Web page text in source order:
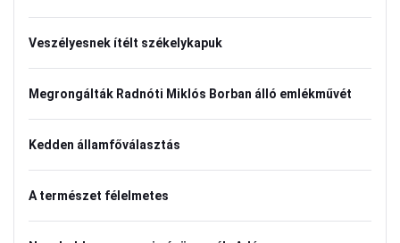
Veszélyesnek ítélt székelykapuk
Megrongálták Radnóti Miklós Borban álló emlékművét
Kedden államfőválasztás
A természet félelmetes